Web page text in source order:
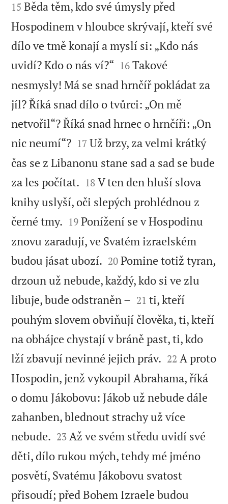


15 Běda těm, kdo své úmysly před
Hospodinem v hloubce skrývají, kteří své
dílo ve tmě konají a myslí si: „Kdo nás
uvidí? Kdo o nás ví?“ 

16 Takové
nesmysly! Má se snad hrnčíř pokládat za
jíl? Říká snad dílo o tvůrci: „On mě
netvořil“? Říká snad hrnec o hrnčíři: „On
nic neumí“?
17 Už brzy, za velmi krátký
čas se z Libanonu stane sad a sad se bude
za les počítat. 

18 V ten den hluší slova
knihy uslyší, oči slepých prohlédnou z
černé tmy. 

19 Ponížení se v Hospodinu
znovu zaradují, ve Svatém izraelském
budou jásat ubozí. 

20 Pomine totiž tyran,
drzoun už nebude, každý, kdo si ve zlu
libuje, bude odstraněn – 

21 ti, kteří
pouhým slovem obviňují člověka, ti, kteří
na obhájce chystají v bráně past, ti, kdo
lží zbavují nevinné jejich práv. 

22 A proto
Hospodin, jenž vykoupil Abrahama, říká
o domu Jákobovu: Jákob už nebude dále
zahanben, blednout strachy už více
nebude. 

23 Až ve svém středu uvidí své
děti, dílo rukou mých, tehdy mé jméno
posvětí, Svatému Jákobovu svatost
přisoudí; před Bohem Izraele budou